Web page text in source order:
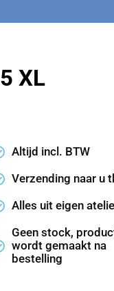
XL
Altijd incl. BTW
Verzending naar u
Alles uit eigen
Geen stock,
wordt gemaakt na
bestelling